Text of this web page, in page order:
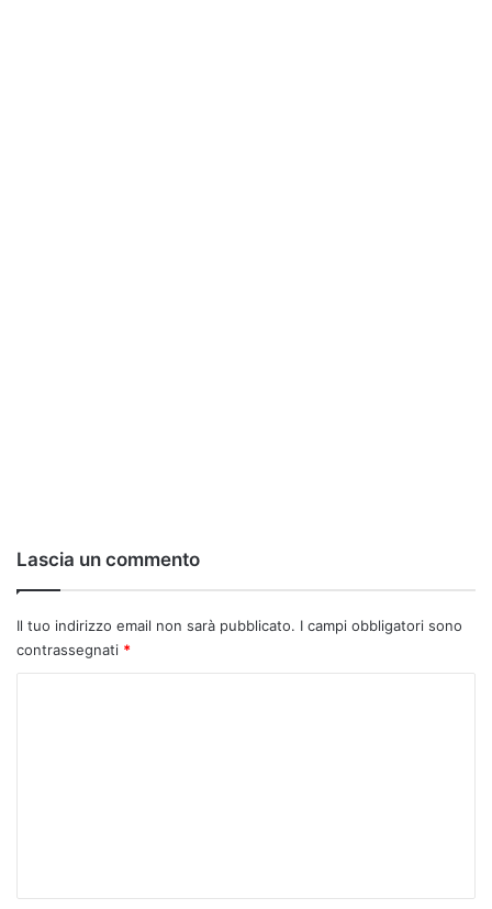
Lascia un commento
Il tuo indirizzo email non sarà pubblicato. I campi obbligatori sono
contrassegnati *